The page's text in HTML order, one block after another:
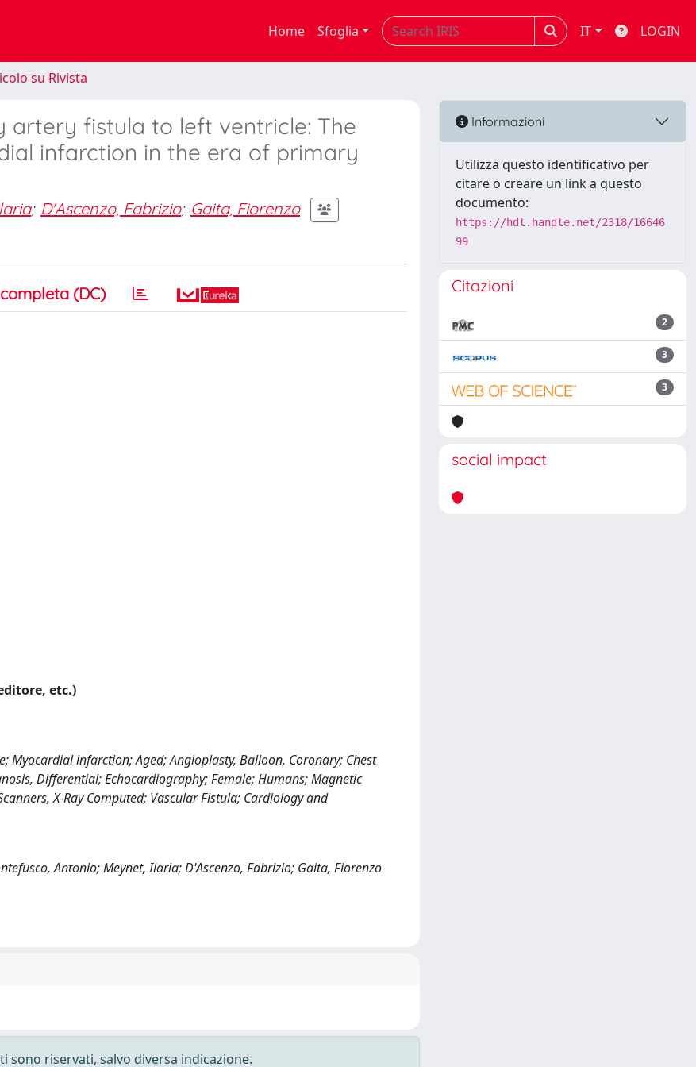
Home Sfoglia IT LOGIN
su Rivista
fistula to left ventricle: The
infarction in the era of primary
; D'Ascenzo, Fabrizio; Gaita, Fiorenzo
(DC)
etc.)
Myocardial infarction; Aged; Angioplasty, Balloon, Coronary; Chest
Differential; Echocardiography; Female; Humans; Magnetic
X-Ray Computed; Vascular Fistula; Cardiology and
Antonio; Meynet, Ilaria; D'Ascenzo, Fabrizio; Gaita, Fiorenzo
riservati, salvo diversa indicazione.
Informazioni
Utilizza questo identificativo per
citare o creare un link a questo
documento:
https://hdl.handle.net/2318/16646
99
Citazioni
2
3
3
social impact